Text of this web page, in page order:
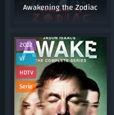
Awakening the Zodiac
2012
VF
HDTV
Serie